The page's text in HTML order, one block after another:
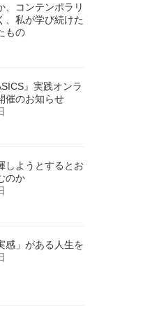
、コンテンポラリ
、私が学び続けた
もの
』実践オンラ
催のお知らせ
しようとするとお
のか
感」がある人生を